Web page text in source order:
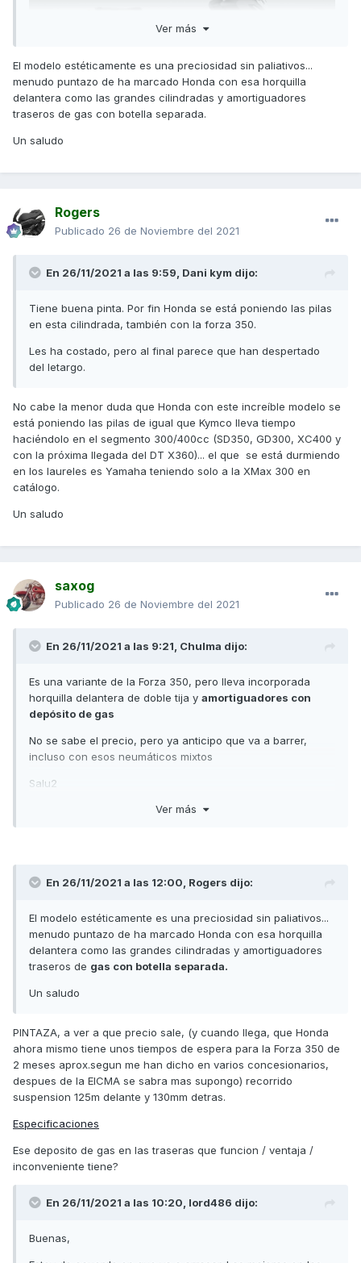
Ver más
El modelo estéticamente es una preciosidad sin paliativos...
menudo puntazo de ha marcado Honda con esa horquilla
delantera como las grandes cilindradas y amortiguadores
traseros de gas con botella separada.
Un saludo
Rogers
Publicado 26 de Noviembre del 2021
En 26/11/2021 a las 9:59, Dani kym dijo:
Tiene buena pinta. Por fin Honda se está poniendo las pilas
en esta cilindrada, también con la forza 350.
Les ha costado, pero al final parece que han despertado
del letargo.
No cabe la menor duda que Honda con este increíble modelo se
está poniendo las pilas de igual que Kymco lleva tiempo
haciéndolo en el segmento 300/400cc (SD350, GD300, XC400 y
con la próxima llegada del DT X360)... el que se está durmiendo
en los laureles es Yamaha teniendo solo a la XMax 300 en
catálogo.
Un saludo
saxog
Publicado 26 de Noviembre del 2021
En 26/11/2021 a las 9:21, Chulma dijo:
Es una variante de la Forza 350, pero lleva incorporada
horquilla delantera de doble tija y amortiguadores con
depósito de gas
No se sabe el precio, pero ya anticipo que va a barrer,
incluso con esos neumáticos mixtos
Salu2
Ver más
En 26/11/2021 a las 12:00, Rogers dijo:
El modelo estéticamente es una preciosidad sin paliativos...
menudo puntazo de ha marcado Honda con esa horquilla
delantera como las grandes cilindradas y amortiguadores
traseros de gas con botella separada.
Un saludo
PINTAZA, a ver a que precio sale, (y cuando llega, que Honda
ahora mismo tiene unos tiempos de espera para la Forza 350 de
2 meses aprox.segun me han dicho en varios concesionarios,
despues de la EICMA se sabra mas supongo) recorrido
suspension 125m delante y 130mm detras.
Especificaciones
Ese deposito de gas en las traseras que funcion / ventaja /
inconveniente tiene?
En 26/11/2021 a las 10:20, lord486 dijo:
Buenas,